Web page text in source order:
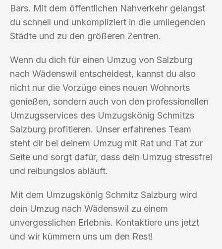
Bars. Mit dem öffentlichen Nahverkehr gelangst
du schnell und unkompliziert in die umliegenden
Städte und zu den größeren Zentren.
Wenn du dich für einen Umzug von Salzburg
nach Wädenswil entscheidest, kannst du also
nicht nur die Vorzüge eines neuen Wohnorts
genießen, sondern auch von den professionellen
Umzugsservices des Umzugskönig Schmitzs
Salzburg profitieren. Unser erfahrenes Team
steht dir bei deinem Umzug mit Rat und Tat zur
Seite und sorgt dafür, dass dein Umzug stressfrei
und reibungslos abläuft.
Mit dem Umzugskönig Schmitz Salzburg wird
dein Umzug nach Wädenswil zu einem
unvergesslichen Erlebnis. Kontaktiere uns jetzt
und wir kümmern uns um den Rest!